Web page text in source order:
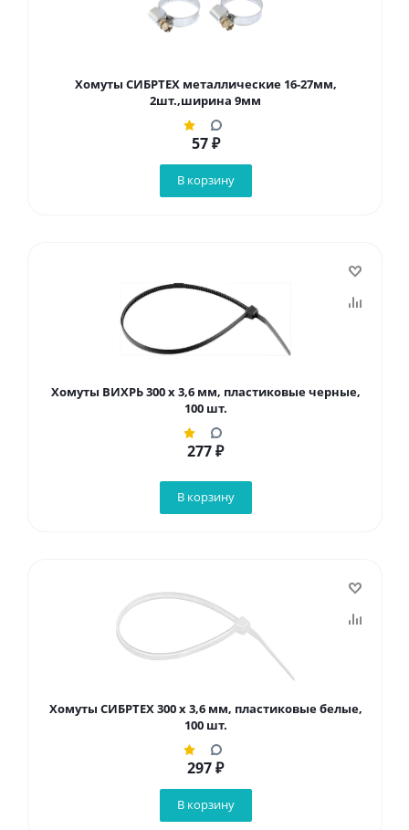
Хомуты СИБРТЕХ металлические 16-27мм,
2шт.,ширина 9мм
57₽
В корзину
Хомуты ВИХРЬ 300 х 3,6 мм, пластиковые черные,
100 шт.
277₽
В корзину
Хомуты СИБРТЕХ 300 х 3,6 мм, пластиковые белые,
100 шт.
297₽
В корзину